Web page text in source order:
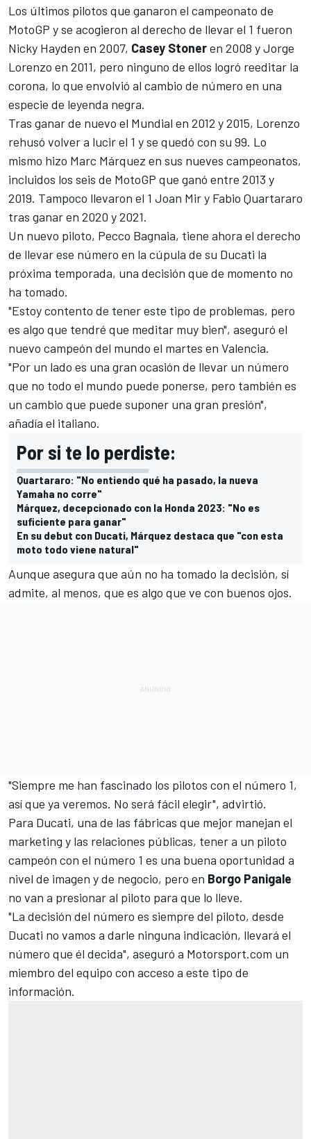
Los últimos pilotos que ganaron el campeonato de
MotoGP y se acogieron al derecho de llevar el 1 fueron
Nicky Hayden en 2007, Casey Stoneren 2008 yJorge
Lorenzo en 2011, pero ninguno de ellos logró reeditar la
corona, lo que envolvió al cambio de número en una
especie de leyenda negra.
Tras ganar de nuevo el Mundial en 2012 y 2015, Lorenzo
rehusó volver a lucir el 1 y se quedó con su 99. Lo
mismo hizo Marc Márquez en sus nueves campeonatos,
incluidos los seis de MotoGP que ganó entre 2013 y
2019. Tampoco llevaron el 1 Joan Miry Fabio Quartararo
tras ganar en 2020 y 2021.
Un nuevo piloto, Pecco Bagnaia, tiene ahora el derecho
de llevar ese número en la cúpula de su Ducati la
próxima temporada, una decisión que de momento no
ha tomado.
"Estoy contento de tener este tipo de problemas, pero
es algo que tendré que meditar muy bien", aseguró el
nuevo campeón del mundo el martes en Valencia.
"Por un lado es una gran ocasión de llevar un número
que no todo el mundo puede ponerse, pero también es
un cambio que puede suponer una gran presión",
añadía el italiano.
Por si te lo perdiste:
Quartararo: "No entiendo qué ha pasado, la nueva
Yamaha no corre"
Márquez, decepcionado con la Honda 2023: "No es
suficiente para ganar"
En su debut con Ducati, Márquez destaca que "con esta
moto todo viene natural"
Aunque asegura que aún no ha tomado la decisión, sí
admite, al menos, que es algo que ve con buenos ojos.
"Siempre me han fascinado los pilotos con el número 1,
así que ya veremos. No será fácil elegir", advirtió.
Para Ducati, una de las fábricas que mejor manejan el
marketing y las relaciones públicas, tener a un piloto
campeón con el número 1 es una buena oportunidad a
nivel de imagen y de negocio, pero en Borgo Panigale
no van a presionar al piloto para que lo lleve.
"La decisión del número es siempre del piloto, desde
Ducati no vamos a darle ninguna indicación, llevará el
número que él decida", aseguró a Motorsport.com un
miembro del equipo con acceso a este tipo de
información.